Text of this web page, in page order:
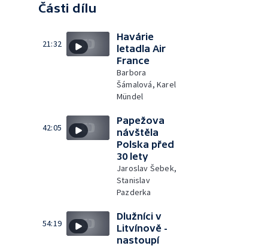
Části dílu
21:32
Havárie
letadla Air
France
Barbora
Šámalová, Karel
Mündel
42:05
Papežova
návštěla
Polska před
30 lety
Jaroslav Šebek,
Stanislav
Pazderka
54:19
Dlužníci v
Litvínově -
nastoupí